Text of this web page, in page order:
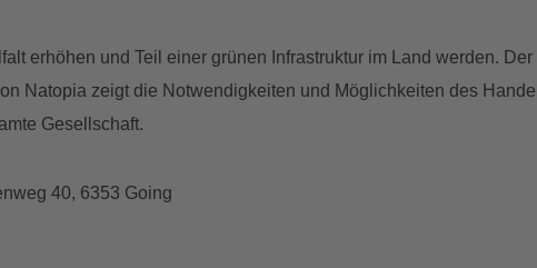
erhöhen und Teil einer grünen Infrastruktur im Land werden.
Natopia zeigt die Notwendigkeiten und Möglichkeiten des
Gesellschaft.
40, 6353 Going